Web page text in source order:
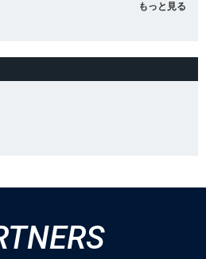
もっと見る